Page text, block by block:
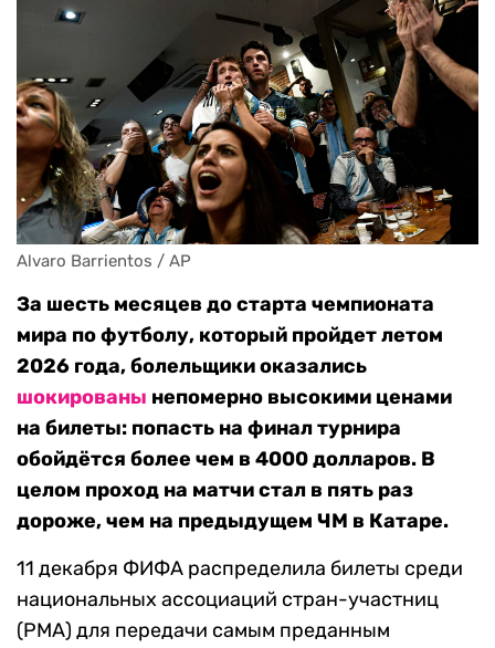
Alvaro Barrientos / AP
За шесть месяцев до старта чемпионата
мира по футболу, который пройдет летом
2026 года, болельщики оказались
шокированы непомерно высокими ценами
на билеты: попасть на финал турнира
обойдётся более чем в 4000 долларов. В
целом проход на матчи стал в пять раз
дороже, чем на предыдущем ЧМ в Катаре.
11 декабря ФИФА распределила билеты среди
национальных ассоциаций стран-участниц
(PMA) для передачи самым преданным